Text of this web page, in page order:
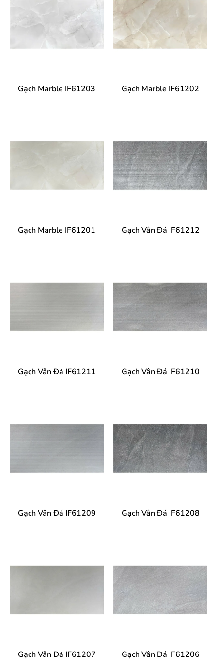
Gạch Marble IF61203 Gạch Marble IF61202
Gạch Marble IF61201 Gạch Vân Đá IF61212
Gạch Vân Đá IF61211 Gạch Vân Đá IF61210
Gạch Vân Đá IF61209 Gạch Vân Đá IF61208
Gạch Vân Đá IF61207 Gạch Vân Đá IF61206